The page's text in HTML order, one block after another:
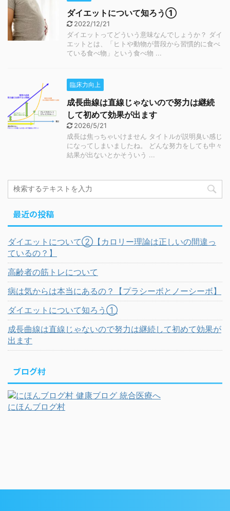
ダイエットについて知ろう①
2022/12/21
ダイエットってどういう意味なんでしょうか？ ダイ
エットとは、「ヒトや動物が普段から習慣的に食べ
ている食べ物」という食べ物 ...
臨床力向上
成長曲線は直線じゃないので努力は継続
して初めて効果が出ます
2026/5/21
成長は焦っちゃいけません タイトルが説明臭い感じ
になってしまいましたね。 どんな努力をしても中々
結果が出ないとかそういう ...
最近の投稿
ダイエットについて②【カロリー理論は正しいの間違っ
ているの？】
高齢者の筋トレについて
病は気からは本当にあるの？【プラシーボとノーシーボ】
ダイエットについて知ろう①
成長曲線は直線じゃないので努力は継続して初めて効果が
出ます
ブログ村
にほんブログ村